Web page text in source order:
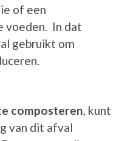
of een
voeden. In dat
gebruikt om
composteren , kunt
van dit afval